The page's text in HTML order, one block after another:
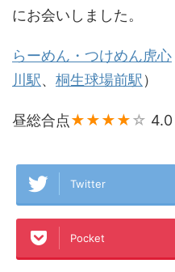
にお会いしました。
らーめん・つけめん虎心
川駅、 桐生球場前駅 ）
昼総合点★★★★☆ 4.0
Twitter
Pocket